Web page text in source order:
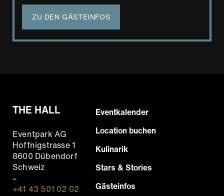
ZU DEN GÄSTEINFOS
THE HALL
Eventpark AG
Hoffnigstrasse 1
8600 Dübendorf
Schweiz
–
+41 43 501 02 02
Footer
Hauptnavigation
Eventkalender
Location buchen
Kulinarik
Stars & Stories
Gästeinfos